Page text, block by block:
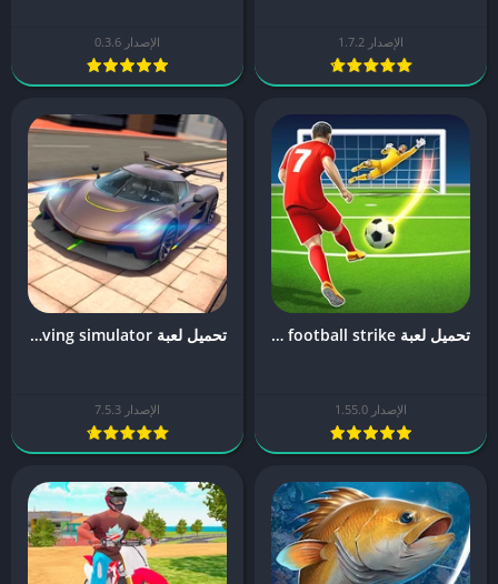
الإصدار 1.7.2 الإصدار 0.3.6
تحميل لعبة football strike مهكرة
الإصدار 1.55.0
تحميل لعبة extreme car driving simulator مهكرة
الإصدار 7.5.3